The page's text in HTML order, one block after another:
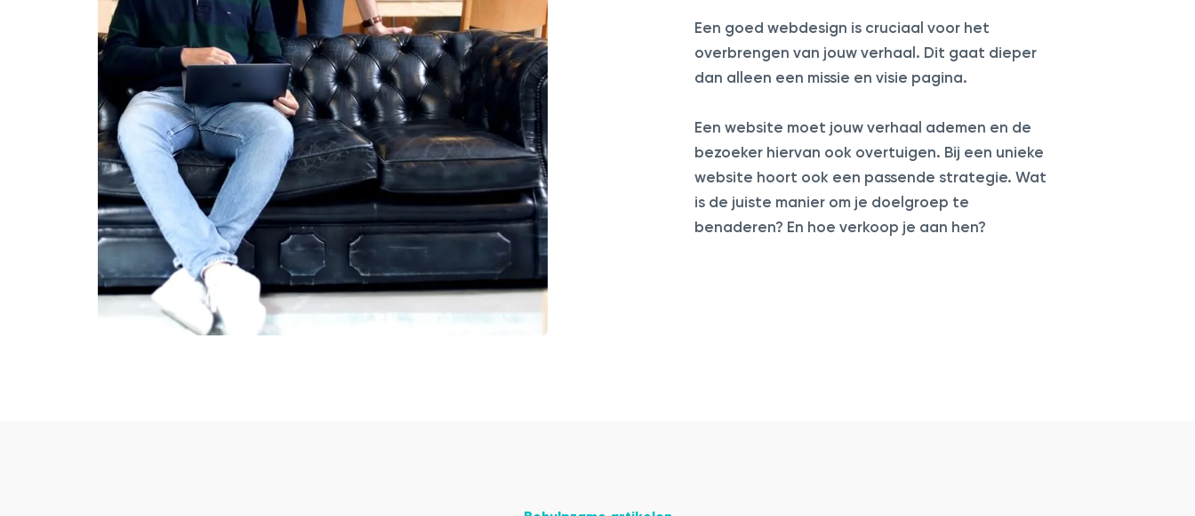
Een goed webdesign is cruciaal voor het
overbrengen van jouw verhaal. Dit gaat dieper
dan alleen een missie en visie pagina.
Een website moet jouw verhaal ademen en de
bezoeker hiervan ook overtuigen. Bij een unieke
website hoort ook een passende strategie. Wat
is de juiste manier om je doelgroep te
benaderen? En hoe verkoop je aan hen?